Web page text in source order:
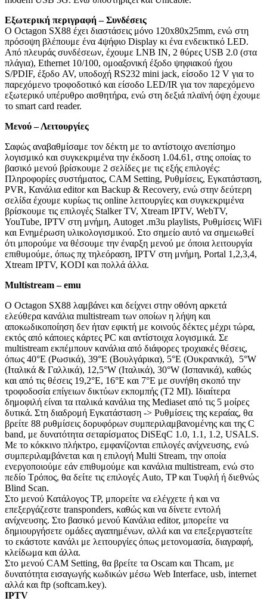
Εξωτερική περιγραφή – Συνδέσεις
Ο Octagon SX88 έχει διαστάσεις μόνο 120x80x25mm, ενώ στη
πρόσοψη βλέπουμε ένα 4ψήφιο Display κι ένα ενδεικτικό LED.
Από πλευράς συνδέσεων, έχουμε LNB IN, 2 θύρες USB 2.0 (στα
πλάγια), Ethernet 10/100, ομοαξονική έξοδο ψηφιακού ήχου
S/PDIF, έξοδο AV, υποδοχή RS232 mini jack, είσοδο 12 V για το
παρεχόμενο τροφοδοτικό και είσοδο LED/IR για τον παρεχόμενο
εξωτερικό υπέρυθρο αισθητήρα, ενώ στη δεξιά πλαϊνή όψη έχουμε
το smart card reader.
Μενού – Λειτουργίες
Σαφώς αναβαθμίσαμε τον δέκτη με το αντίστοιχο ανεπίσημο
λογισμικό και συγκεκριμένα την έκδοση 1.04.61, στης οποίας το
βασικό μενού βρίσκουμε 2 σελίδες με τις εξής επιλογές:
Πληροφορίες συστήματος, CAM Setting, Ρυθμίσεις, Εγκατάσταση,
PVR, Κανάλια editor και Backup & Recovery, ενώ στην δεύτερη
σελίδα έχουμε κυρίως τις online λειτουργίες και συγκεκριμένα
βρίσκουμε τις επιλογές Stalker TV, Xtream IPTV, WebTV,
YouTube, IPTV στη μνήμη, Autoget .m3u playlists, Ρυθμίσεις WiFi
και Ενημέρωση υλικολογισμικού. Στο σημείο αυτό να σημειωθεί
ότι μπορούμε να θέσουμε την έναρξη μενού με όποια λειτουργία
επιθυμούμε, όπως πχ τηλεόραση, IPTV στη μνήμη, Portal 1,2,3,4,
Xtream IPTV, KODI και πολλά άλλα.
Multistream–emu
Ο Octagon SX88 λαμβάνει και δείχνει στην οθόνη αρκετά
ελεύθερα κανάλια multistream των οποίων η λήψη και
αποκωδικοποίηση δεν ήταν εφικτή με κοινούς δέκτες μέχρι τώρα,
εκτός από κάποιες κάρτες PC και αντίστοιχα λογισμικά. Σε
multistream εκπέμπουν κανάλια από διάφορες τροχιακές θέσεις,
όπως 40°E (Ρωσικά), 39°E (Βουλγάρικα), 5°E (Ουκρανικά), 5°W
(Ιταλικά & Γαλλικά), 12,5°W (Ιταλικά), 30°W (Ισπανικά), καθώς
και από τις θέσεις 19,2°E, 16°E και 7°E με συνήθη σκοπό την
τροφοδοσία επίγειων δικτύων εκπομπής (T2 MI). Ιδιαίτερα
δημοφιλή είναι τα ιταλικά κανάλια της Mediaset από τις 5 μοίρες
δυτικά. Στη διαδρομή Εγκατάσταση -> Ρυθμίσεις της κεραίας, θα
βρείτε 88 ρυθμίσεις δορυφόρων συμπεριλαμβανομένης και της C
band, με δυνατότητα σεταρίσματος DiSEqC 1.0, 1.1, 1.2, USALS.
Με το κόκκινο πλήκτρο, εμφανίζονται επιλογές ανίχνευσης, ενώ
συμπεριλαμβάνεται και η επιλογή Multi Stream, την οποία
ενεργοποιούμε εάν επιθυμούμε και κανάλια multistream, ενώ στο
πεδίο Τρόπος, θα δείτε τις επιλογές Auto, TP και Τυφλή ή διεθνώς
Blind Scan.
Στο μενού Κατάλογος TP, μπορείτε να ελέγχετε ή και να
επεξεργάζεστε transponders, καθώς και να δίνετε εντολή
ανίχνευσης. Στο βασικό μενού Κανάλια editor, μπορείτε να
δημιουργήσετε ομάδες αγαπημένων, αλλά και να επεξεργαστείτε
το εκάστοτε κανάλι με λειτουργίες όπως μετονομασία, διαγραφή,
κλείδωμα και άλλα.
Στο μενού CAM Setting, θα βρείτε τα Oscam και Thcam, με
δυνατότητα εισαγωγής κωδικών μέσω Web Interface, usb, internet
αλλά και ftp (softcam.key).
IPTV